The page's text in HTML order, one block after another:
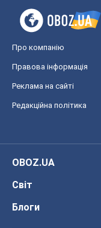
Про компанію
Правова інформація
Реклама на сайті
Редакційна політика
OBOZ.UA
Світ
Блоги